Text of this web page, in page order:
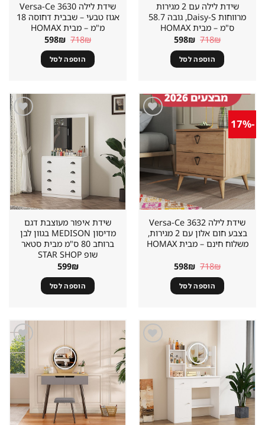
שידת לילה עם 2 מגירות
מרווחות Daisy-S, גובה 58.7
ס"מ – מבית HOMAX
718₪ המחיר
המקורי
היה:
718₪.
598₪ המחיר
הוא:
598₪. הוספה לסל
שידת לילה Versa-Ce 3630
אגוז טבעי – שבבית דחוסה 18
מ"מ – מבית HOMAX
718₪ המחיר
המקורי
היה:
718₪.
598₪ המחיר
הוא:
598₪. הוספה לסל
-17%
שמור
מוצר
במועדפים
שידת לילה Versa-Ce 3632
בצבע חום אלון עם 2 מגירות,
משלוח חינם – מבית HOMAX
718₪ המחיר
המקורי
היה:
718₪.
598₪
הוא:
598₪. הוספה לסל
שמור
מוצר
במועדפים
שידת איפור מעוצבת דגם
מדיסון MEDISON בגוון לבן
ברוחב 80 ס"מ מבית סטאר
שופ STAR SHOP
599₪
הוספה לסל
שמור
מוצר
במועדפים